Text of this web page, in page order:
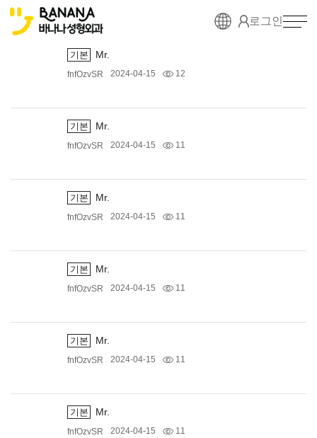
로그인
기본 Mr.
fnfOzvSR 2024-04-15 12
기본 Mr.
fnfOzvSR 2024-04-15 11
기본 Mr.
fnfOzvSR 2024-04-15 11
기본 Mr.
fnfOzvSR 2024-04-15 11
기본 Mr.
fnfOzvSR 2024-04-15 11
기본 Mr.
fnfOzvSR 2024-04-15 11